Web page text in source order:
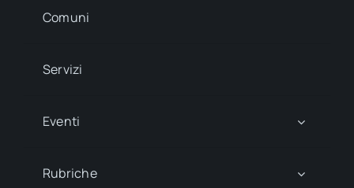
Comuni
Servizi
Eventi
Rubriche